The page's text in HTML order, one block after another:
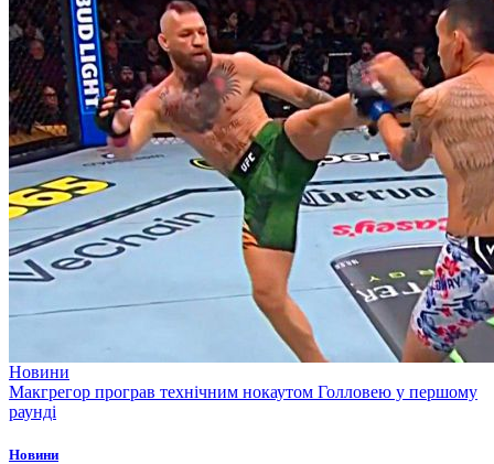
Новини
Макгрегор програв технічним нокаутом Голловею у першому
раунді
Новини